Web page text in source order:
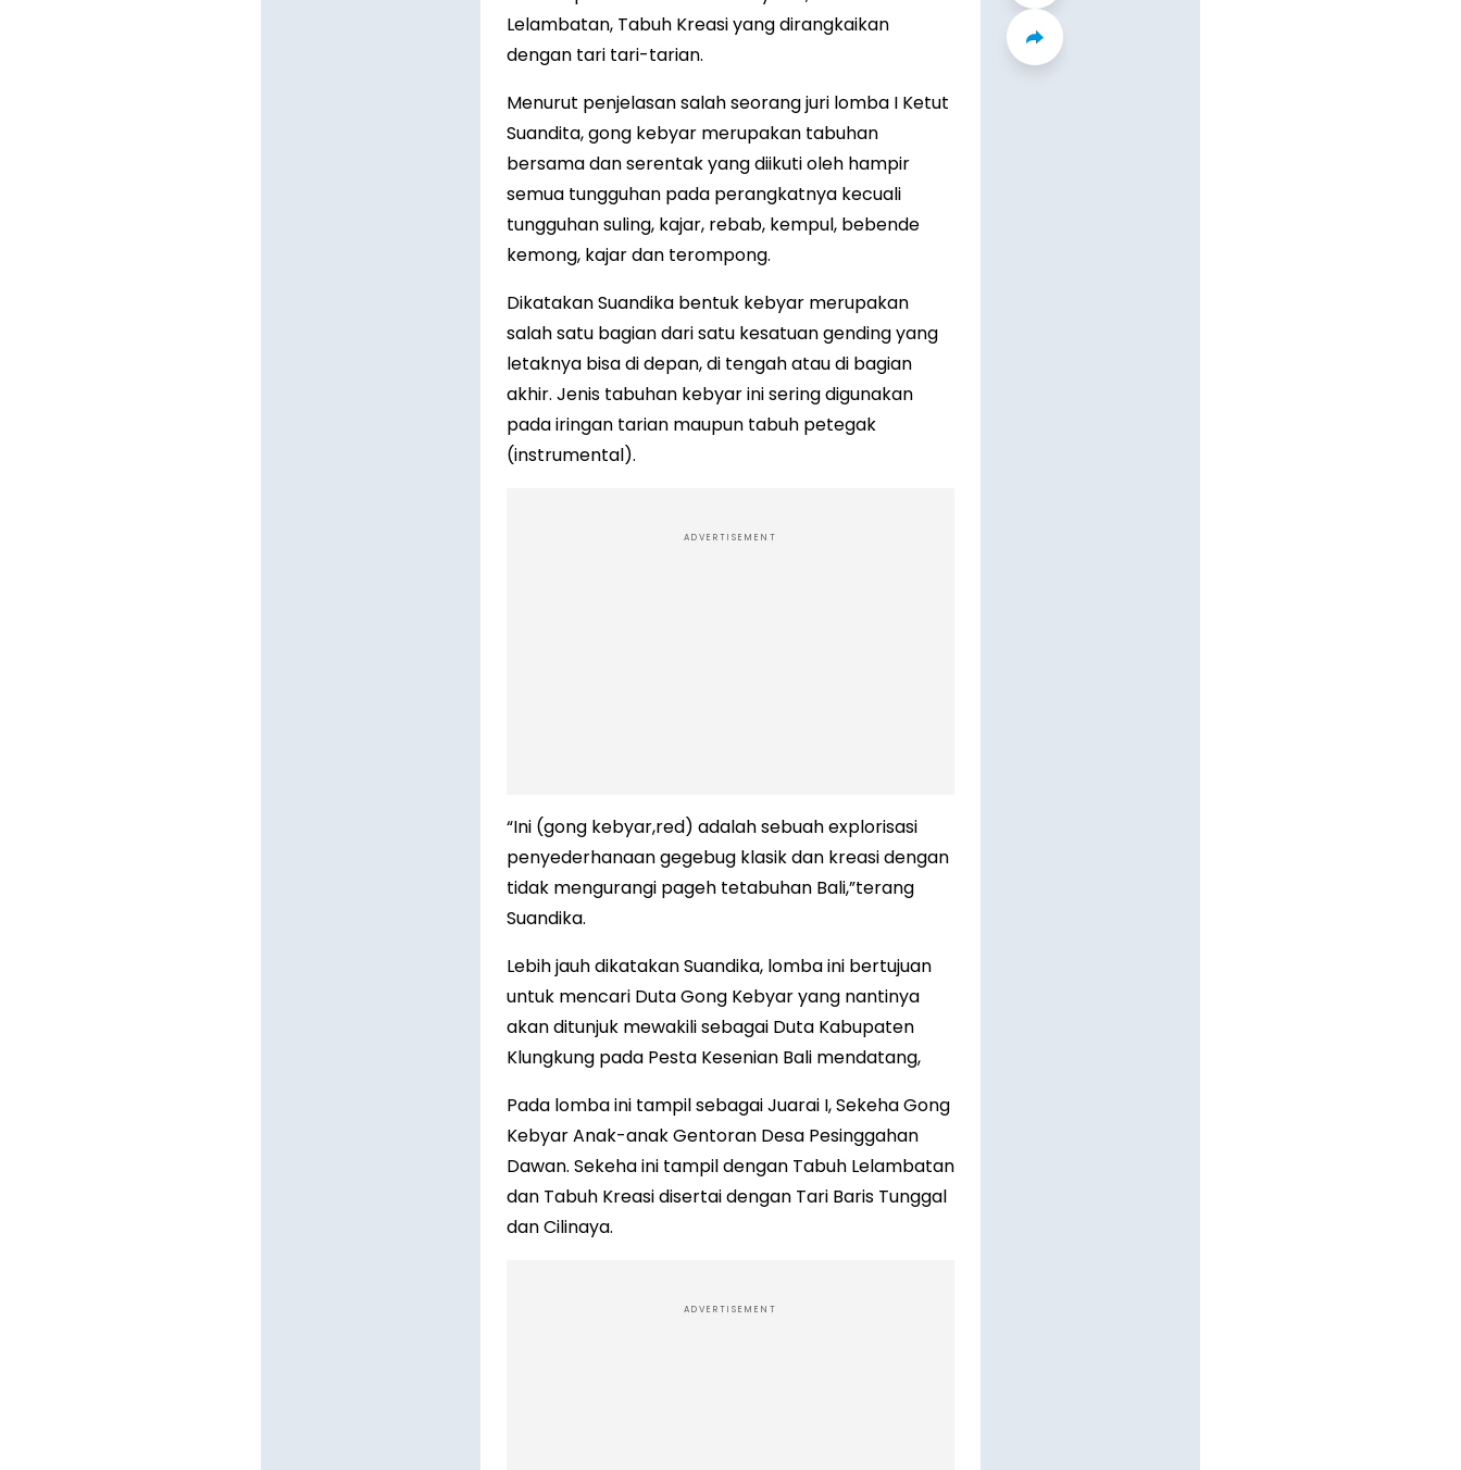
Lelambatan, Tabuh Kreasi yang dirangkaikan
dengan tari tari-tarian.
Menurut penjelasan salah seorang juri lomba I Ketut
Suandita, gong kebyar merupakan tabuhan
bersama dan serentak yang diikuti oleh hampir
semua tungguhan pada perangkatnya kecuali
tungguhan suling, kajar, rebab, kempul, bebende
kemong, kajar dan terompong.
Dikatakan Suandika bentuk kebyar merupakan
salah satu bagian dari satu kesatuan gending yang
letaknya bisa di depan, di tengah atau di bagian
akhir. Jenis tabuhan kebyar ini sering digunakan
pada iringan tarian maupun tabuh petegak
(instrumental).
ADVERTISEMENT
“Ini (gong kebyar,red) adalah sebuah explorisasi
penyederhanaan gegebug klasik dan kreasi dengan
tidak mengurangi pageh tetabuhan Bali,”terang
Suandika.
Lebih jauh dikatakan Suandika, lomba ini bertujuan
untuk mencari Duta Gong Kebyar yang nantinya
akan ditunjuk mewakili sebagai Duta Kabupaten
Klungkung pada Pesta Kesenian Bali mendatang,
Pada lomba ini tampil sebagai Juarai I, Sekeha Gong
Kebyar Anak-anak Gentoran Desa Pesinggahan
Dawan. Sekeha ini tampil dengan Tabuh Lelambatan
dan Tabuh Kreasi disertai dengan Tari Baris Tunggal
dan Cilinaya.
ADVERTISEMENT